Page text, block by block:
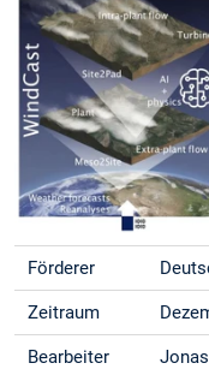
Förderer
Zeitraum
Bearbeiter